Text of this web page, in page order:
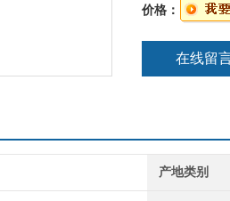
价格：
在线留
产地类别